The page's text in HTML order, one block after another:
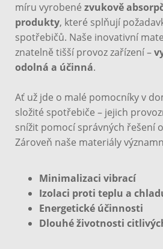
míru vyrobené zvukově
produkty, které splňují
spotřebičů. Naše inovativní
znatelně tišší provoz zařízení –
odolná a účinná.
Ať už jde o malé pomocníky v
složité spotřebiče – jejich
snížit pomocí správných řešení
Zároveň naše materiály
Minimalizaci vibrací
Izolaci proti teplu a
Energetické účinnosti
Dlouhé životnosti